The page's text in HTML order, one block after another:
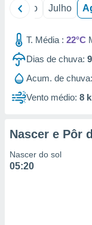
Junho Julho
T. Média : 22°C
Dias de chuva: 9
Acum. de chuva:
Vento médio: 8
Nascer e Pôr
Nascer do sol
05:20